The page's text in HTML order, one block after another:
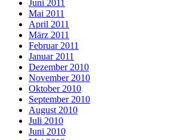
Juni 2011
Mai 2011
April 2011
März 2011
Februar 2011
Januar 2011
Dezember 2010
November 2010
Oktober 2010
September 2010
August 2010
Juli 2010
Juni 2010